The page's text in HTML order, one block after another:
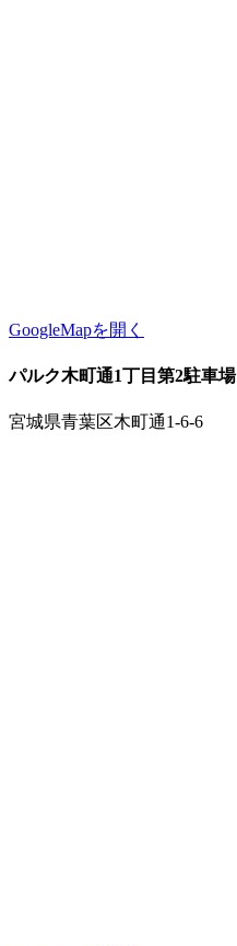
GoogleMapを開く
パルク木町通1丁目第2駐車場
宮城県青葉区木町通1-6-6